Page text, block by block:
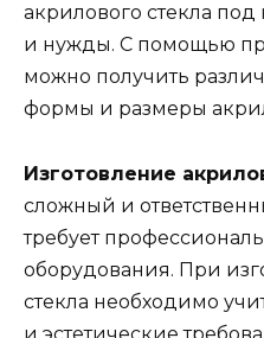
акрилового стекла
и нужды. С помощью
можно получить
формы и размеры
Изготовление
сложный и
требует
оборудования. При
стекла необходимо
и эстетические